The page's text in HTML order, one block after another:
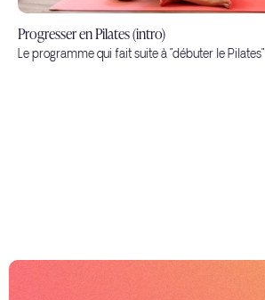
Progresser en Pilates (intro)
Le programme qui fait suite à "débuter le Pilates"